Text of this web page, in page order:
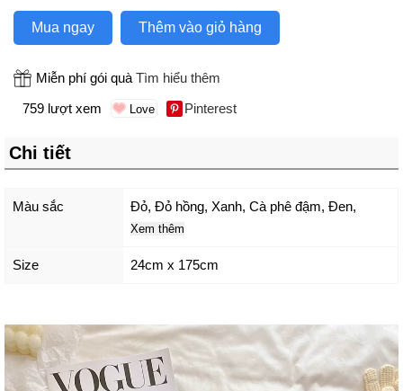
Mua ngay Thêm vào giỏ hàng
Miễn phí gói quà Tìm hiểu thêm
759 lượt xem
Pinterest
Chi tiết
Màu sắc Đỏ, Đỏ hồng, Xanh, Cà phê đậm, Đen,
Xem thêm
Size 24cm x 175cm